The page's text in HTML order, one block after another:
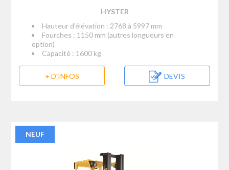
HYSTER
Hauteur d'élévation : 2768 à 5997 mm
Fourches : 1150 mm (autres longueurs en
option)
Capacité : 1600 kg
+ D'INFOS DEVIS
NEUF